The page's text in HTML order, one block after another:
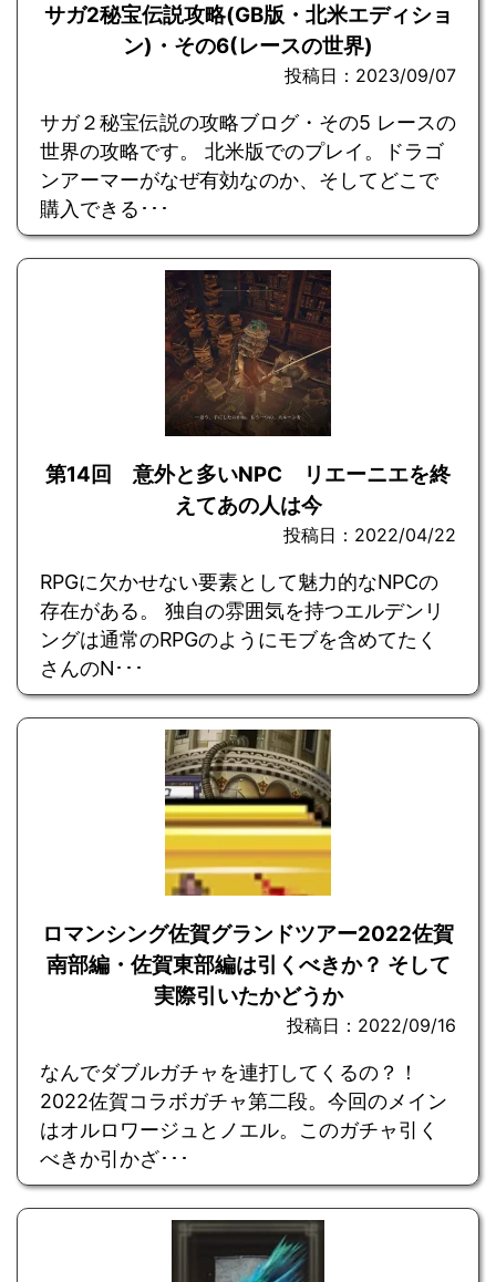
サガ2秘宝伝説攻略(GB版・北米エディショ
ン)・その6(レースの世界)
投稿日：2023/09/07
サガ２秘宝伝説の攻略ブログ・その5 レースの
世界の攻略です。 北米版でのプレイ。ドラゴ
ンアーマーがなぜ有効なのか、そしてどこで
購入できる･･･
第14回 意外と多いNPC リエーニエを終
えてあの人は今
投稿日：2022/04/22
RPGに欠かせない要素として魅力的なNPCの
存在がある。 独自の雰囲気を持つエルデンリ
ングは通常のRPGのようにモブを含めてたく
さんのN･･･
ロマンシング佐賀グランドツアー2022佐賀
南部編・佐賀東部編は引くべきか？ そして
実際引いたかどうか
投稿日：2022/09/16
なんでダブルガチャを連打してくるの？！
2022佐賀コラボガチャ第二段。今回のメイン
はオルロワージュとノエル。このガチャ引く
べきか引かざ･･･